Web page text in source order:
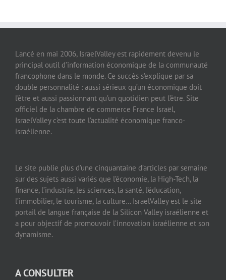
Lancé en mai 2006, IsraelValley est rapidement devenu le
principal outil d’information économique de la communauté
francophone dans le monde. Ce succès s’explique par sa
double personnalité : aussi sérieux qu’un économique doit
l’être et aussi passionnant qu’un quotidien peut l’être. Site
officiel de la chambre de commerce France Israël,
IsraelValley c’est toute l’actualité économique franco-
israélienne.
Le site publie plus d’une cinquantaine d’articles par semaine
sur des sujets aussi variés que l’économie, la High-Tech, la
finance, l’industrie, les sciences, la santé, l’éducation,
l’immobilier, le tourisme, la culture… IsraelValley est le site
portail de langue française de la Silicon Valley israélienne et
a pour objectif de promouvoir l’innovation israélienne et son
dynamisme.
A CONSULTER